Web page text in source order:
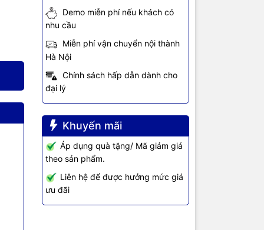
Demo miễn phí nếu khách có
nhu cầu
Miễn phí vận chuyển nội thành
Hà Nội
Chính sách hấp dẫn dành cho
đại lý
Khuyến mãi
Áp dụng quà tặng/ Mã giảm giá
theo sản phẩm.
Liên hệ để được hưởng mức giá
ưu đãi
/